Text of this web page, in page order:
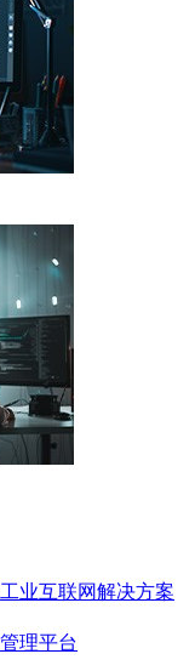
业互联网解决方案
理平台